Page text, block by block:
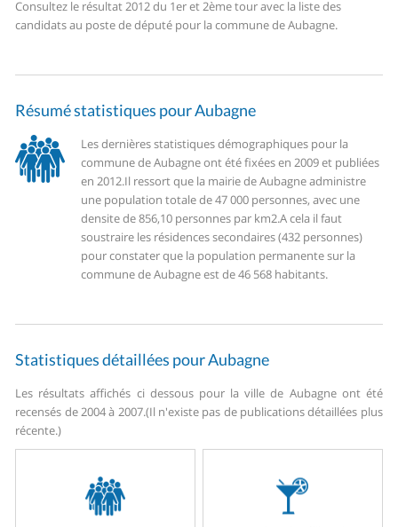
Consultez le résultat 2012 du 1er et 2ème tour avec la liste des
candidats au poste de député pour la commune de Aubagne.
Résumé statistiques pour Aubagne
Les dernières statistiques démographiques pour la
commune de Aubagne ont été fixées en 2009 et publiées
en 2012.Il ressort que la mairie de Aubagne administre
une population totale de 47 000 personnes, avec une
densite de 856,10 personnes par km2.A cela il faut
soustraire les résidences secondaires (432 personnes)
pour constater que la population permanente sur la
commune de Aubagne est de 46 568 habitants.
Statistiques détaillées pour Aubagne
Les résultats affichés ci dessous pour la ville de Aubagne ont été
recensés de 2004 à 2007.(Il n'existe pas de publications détaillées plus
récente.)